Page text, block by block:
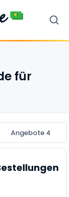
für
Angebote 4